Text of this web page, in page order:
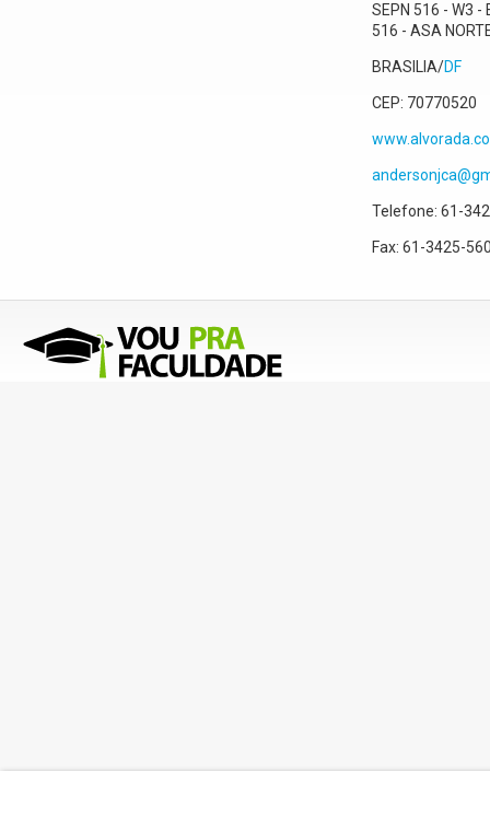
SEPN 516 - W3 -
516 - ASA
BRASILIA/DF
CEP: 70770520
Telefone: 61-
Fax: 61-3425-